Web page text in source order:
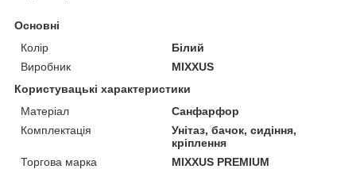
Основні
Колір
Білий
Виробник
MIXXUS
Користувацькі характеристики
Матеріал
Санфарфор
Комплектація
Унітаз, бачок, сидіння,
кріплення
Торгова марка
MIXXUS PREMIUM